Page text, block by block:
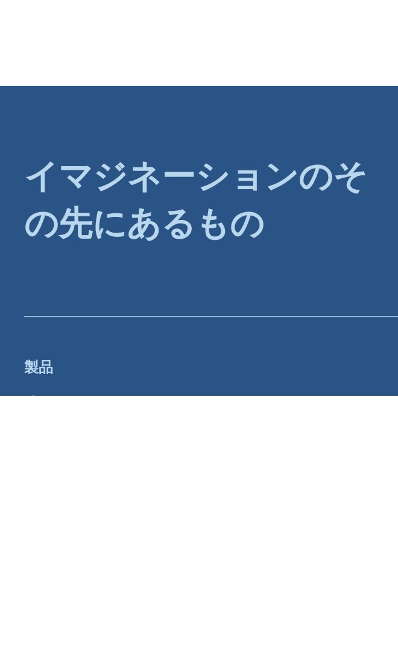
イマジネーションのそ
の先にあるもの
製品
プランと価格